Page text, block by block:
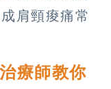
肩頸痠痛常
療師教你